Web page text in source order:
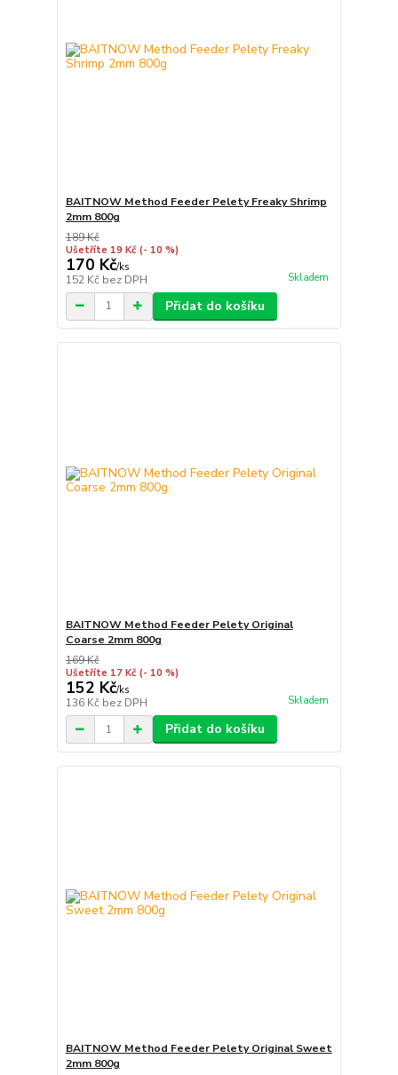
BAITNOW Method Feeder Pelety Freaky Shrimp
2mm 800g
189 Kč
Ušetříte 19 Kč (- 10 %)
170 Kč/ks
152 Kč bez DPH Skladem
Přidat do košíku
BAITNOW Method Feeder Pelety Original
Coarse 2mm 800g
169 Kč
Ušetříte 17 Kč (- 10 %)
152 Kč/ks
136 Kč bez DPH Skladem
Přidat do košíku
BAITNOW Method Feeder Pelety Original Sweet
2mm 800g